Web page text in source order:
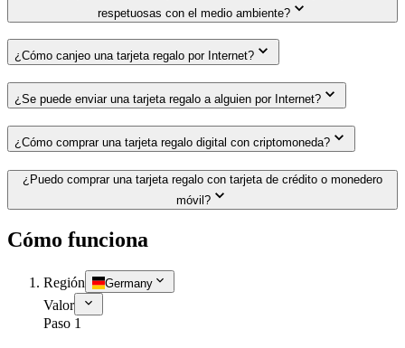
respetuosas con el medio ambiente?
¿Cómo canjeo una tarjeta regalo por Internet?
¿Se puede enviar una tarjeta regalo a alguien por Internet?
¿Cómo comprar una tarjeta regalo digital con criptomoneda?
¿Puedo comprar una tarjeta regalo con tarjeta de crédito o monedero
móvil?
Cómo funciona
Región Germany
Valor
Paso 1